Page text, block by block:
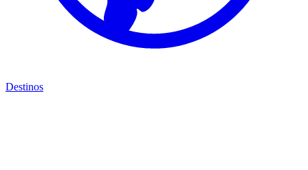
Destinos